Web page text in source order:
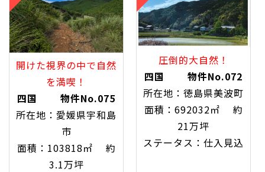
開けた視界の中で自然
を満喫！
四国 物件No.075
所在地：愛媛県宇和島
市
面積：103818㎡ 約
3.1万坪
圧倒的大自然！
四国 物件No.072
所在地：徳島県美波町
面積：692032㎡ 約
21万坪
ステータス：仕入見込